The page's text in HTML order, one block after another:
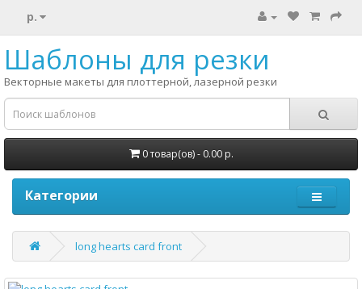
р.
Шаблоны для резки
Векторные макеты для плоттерной, лазерной резки
0 товар(ов) - 0.00 р.
Категории
long hearts card front